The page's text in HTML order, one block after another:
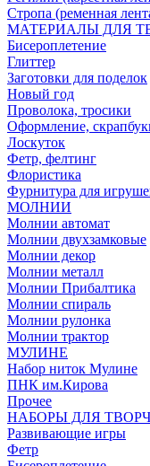
Стропа (ременная
МАТЕРИАЛЫ ДЛЯ
Бисероплетение
Глиттер
Заготовки для поделок
Новый год
Проволока, тросики
Оформление,
Лоскуток
Фетр, фелтинг
Флористика
Фурнитура для
МОЛНИИ
Молнии автомат
Молнии двухзамковые
Молнии декор
Молнии металл
Молнии Прибалтика
Молнии спираль
Молнии рулонка
Молнии трактор
МУЛИНЕ
Набор ниток Мулине
ПНК им.Кирова
Прочее
НАБОРЫ ДЛЯ
Развивающие игры
Фетр